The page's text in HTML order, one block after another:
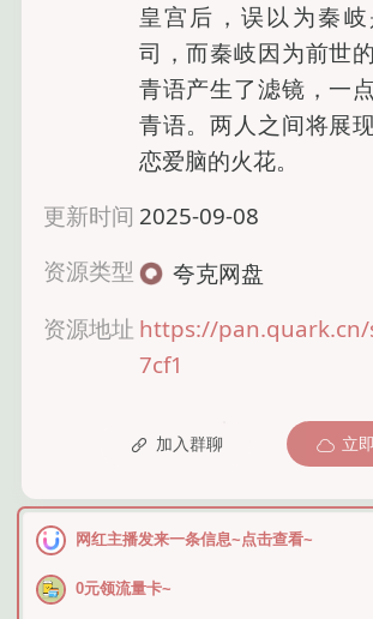
皇宫后，误以为秦
司，而秦岐因为前世
青语产生了滤镜，一
青语。两人之间将展
恋爱脑的火花。
更新时间 2025-09-08
资源类型
夸克网盘
资源地址 https://pan.quark.cn/
7cf1
加入群聊 立
网红主播发来一条信息~点击查看~
0元领流量卡~